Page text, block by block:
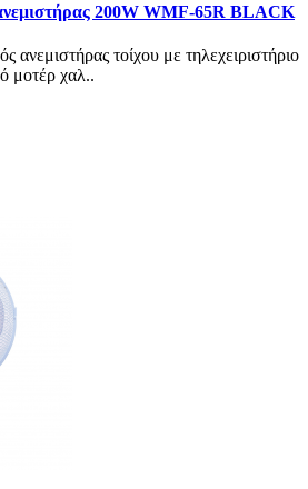
ανεμιστήρας 200W WMF-65R BLACK
ανεμιστήρας τοίχου με τηλεχειριστήριο
μοτέρ χαλ..